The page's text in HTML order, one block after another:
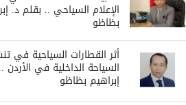
الإعلام السياحي .. بقلم د.
بظاظو
أثر القطارات السياحية في
السياحة الداخلية في
إبراهيم بظاظو